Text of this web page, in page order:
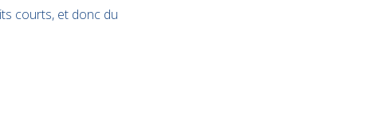
courts, et donc du